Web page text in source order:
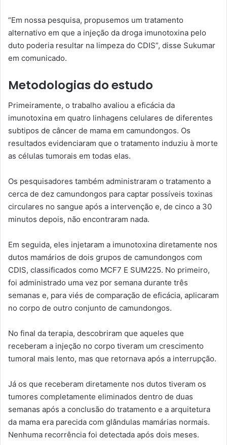
“Em nossa pesquisa, propusemos um tratamento
alternativo em que a injeção da droga imunotoxina pelo
duto poderia resultar na limpeza do CDIS”, disse Sukumar
em comunicado.
Metodologias do estudo
Primeiramente, o trabalho avaliou a eficácia da
imunotoxina em quatro linhagens celulares de diferentes
subtipos de câncer de mama em camundongos. Os
resultados evidenciaram que o tratamento induziu à morte
as células tumorais em todas elas.
Os pesquisadores também administraram o tratamento a
cerca de dez camundongos para captar possíveis toxinas
circulares no sangue após a intervenção e, de cinco a 30
minutos depois, não encontraram nada.
Em seguida, eles injetaram a imunotoxina diretamente nos
dutos mamários de dois grupos de camundongos com
CDIS, classificados como MCF7 E SUM225. No primeiro,
foi administrado uma vez por semana durante três
semanas e, para viés de comparação de eficácia, aplicaram
no corpo de outro conjunto de camundongos.
No final da terapia, descobriram que aqueles que
receberam a injeção no corpo tiveram um crescimento
tumoral mais lento, mas que retornava após a interrupção.
Já os que receberam diretamente nos dutos tiveram os
tumores completamente eliminados dentro de duas
semanas após a conclusão do tratamento e a arquitetura
da mama era parecida com glândulas mamárias normais.
Nenhuma recorrência foi detectada após dois meses.